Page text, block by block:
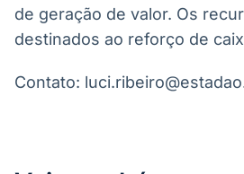
de geração de valor. Os
destinados ao reforço de
Contato: